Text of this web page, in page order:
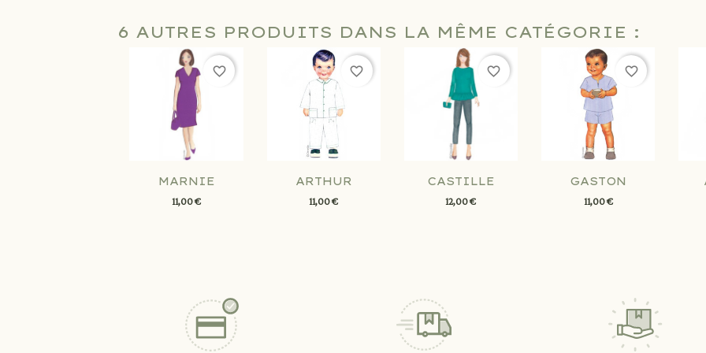
6 AUTRES PRODUITS DANS LA MÊME CATÉGORIE :
MARNIE
11,00 €
favorite_border
ARTHUR
11,00 €
favorite_border
CASTILLE
12,00 €
favorite_border
GASTON
11,00 €
favorite_border